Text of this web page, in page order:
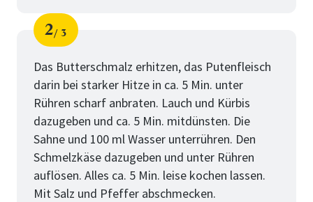
Schritt
2
von
3
Das Butterschmalz erhitzen, das Putenfleisch
darin bei starker Hitze in ca. 5 Min. unter
Rühren scharf anbraten. Lauch und Kürbis
dazugeben und ca. 5 Min. mitdünsten. Die
Sahne und 100 ml Wasser unterrühren. Den
Schmelzkäse dazugeben und unter Rühren
auflösen. Alles ca. 5 Min. leise kochen lassen.
Mit Salz und Pfeffer abschmecken.